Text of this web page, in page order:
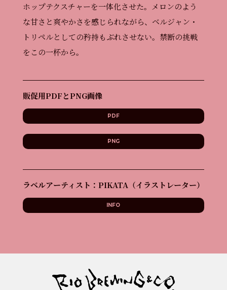
ホップテクスチャーを一体化させた。メロンのよう
な甘さと爽やかさを感じられながら、ベルジャン・
トリペルとしての矜持もぶれさせない。禁断の挑戦
をこの一杯から。
販促用PDFとPNG画像
PDF
PNG
ラベルアーティスト：PIKATA（イラストレーター）
INFO